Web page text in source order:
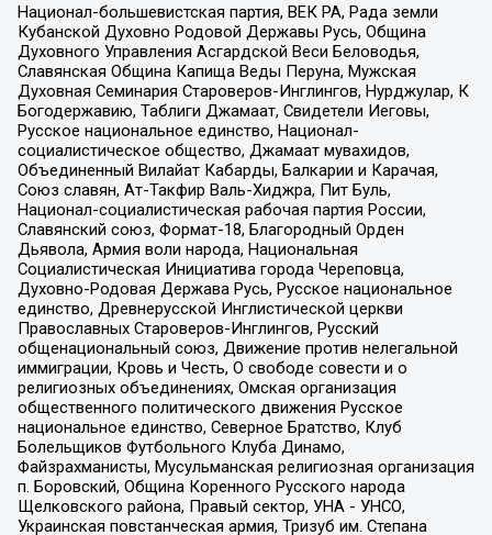
Национал-большевистская партия, ВЕК РА, Рада земли
Кубанской Духовно Родовой Державы Русь, Община
Духовного Управления Асгардской Веси Беловодья,
Славянская Община Капища Веды Перуна, Мужская
Духовная Семинария Староверов-Инглингов, Нурджулар, К
Богодержавию, Таблиги Джамаат, Свидетели Иеговы,
Русское национальное единство, Национал-
социалистическое общество, Джамаат мувахидов,
Объединенный Вилайат Кабарды, Балкарии и Карачая,
Союз славян, Ат-Такфир Валь-Хиджра, Пит Буль,
Национал-социалистическая рабочая партия России,
Славянский союз, Формат-18, Благородный Орден
Дьявола, Армия воли народа, Национальная
Социалистическая Инициатива города Череповца,
Духовно-Родовая Держава Русь, Русское национальное
единство, Древнерусской Инглистической церкви
Православных Староверов-Инглингов, Русский
общенациональный союз, Движение против нелегальной
иммиграции, Кровь и Честь, О свободе совести и о
религиозных объединениях, Омская организация
общественного политического движения Русское
национальное единство, Северное Братство, Клуб
Болельщиков Футбольного Клуба Динамо,
Файзрахманисты, Мусульманская религиозная организация
п. Боровский, Община Коренного Русского народа
Щелковского района, Правый сектор, УНА - УНСО,
Украинская повстанческая армия, Тризуб им. Степана